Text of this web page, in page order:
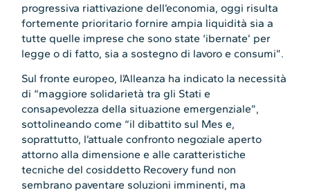
progressiva riattivazione dell’economia, oggi risulta
fortemente prioritario fornire ampia liquidità sia a
tutte quelle imprese che sono state ‘ibernate’ per
legge o di fatto, sia a sostegno di lavoro e consumi”.
Sul fronte europeo, l’Alleanza ha indicato la necessità
di “maggiore solidarietà tra gli Stati e
consapevolezza della situazione emergenziale”,
sottolineando come “il dibattito sul Mes e,
soprattutto, l’attuale confronto negoziale aperto
attorno alla dimensione e alle caratteristiche
tecniche del cosiddetto Recovery fund non
sembrano paventare soluzioni imminenti, ma